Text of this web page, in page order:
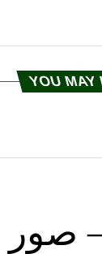
YOU MAY
صور